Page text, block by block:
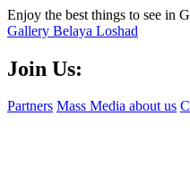
Enjoy the best things to see in
Gallery Belaya Loshad
Join Us:
Partners Mass Media about us